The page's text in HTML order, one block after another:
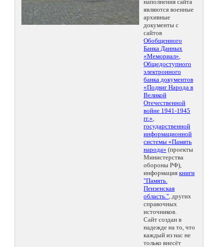
наполнения сайта
являются военные
архивные
документы с
сайтов
Обобщенного
Банка Данных
«Мемориал»,
Общедоступного
электронного
банка документов
«Подвиг Народа в
Великой
Отечественной
войне 1941-1945
гг.»,
государственной
информационной
системы «Память
народа» (проекты
Министерства
обороны РФ),
информация книги
"Память.
Пензенская
область.", других
справочных
источников.
Сайт создан в
надежде на то, что
каждый из нас не
только внесёт